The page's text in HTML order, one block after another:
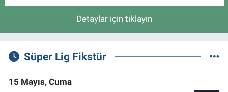
Detaylar için tıklayın
Süper Lig Fikstür
15 Mayıs, Cuma